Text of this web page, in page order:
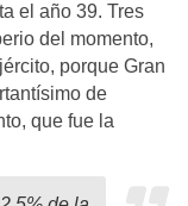
el año 39. Tres
del momento,
porque Gran
de
que fue la